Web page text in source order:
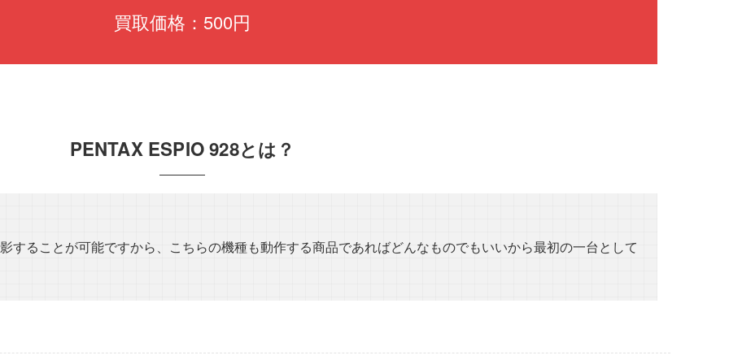
買取価格：500円
PENTAX ESPIO 928とは？
することが可能ですから、こちらの機種も動作する商品であればどんなものでもいいから最初の一台として